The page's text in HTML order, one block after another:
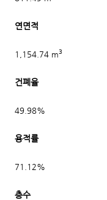
연면적
1,154.74 m3
건폐율
49.98%
용적률
71.12%
층수